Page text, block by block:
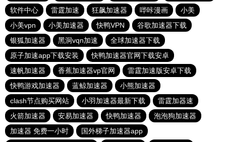
软件中心
雷霆加速 狂飙加速器 哔咔漫画
小美
小美vpn
小美加速器 快鸭VPN
谷歌加速器下载
银狐加速器
黑洞vqn加速
全球加速器下载
原子加速app下载安装
快鸭加速器官网下载安卓
速帆加速器
香蕉加速器vp官网
雷霆加速版安卓下载
快鸭游戏加速器
蓝鲸加速器
小熊加速器
clash节点购买网站
小羽加速器最新下载
雷霆加器速
火箭加速器
安易加速器 快鸭加速器
泡泡狗加速器
加速器 免费一小时
国外梯子加速器app